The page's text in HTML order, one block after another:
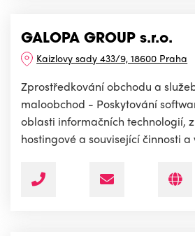
GALOPA GROUP s.r.o.
Kaizlovy sady 433/9, 18600 Praha
Zprostředkování obchodu a
maloobchod - Poskytování
oblasti informačních technologií,
hostingové a související činnosti